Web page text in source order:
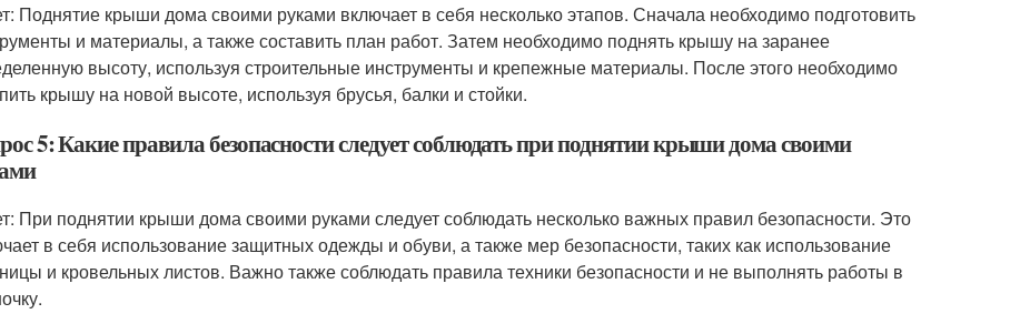
Поднятие крыши дома своими руками включает в себя несколько этапов. Сначала необходимо подготовить
и материалы, а также составить план работ. Затем необходимо поднять крышу на заранее
высоту, используя строительные инструменты и крепежные материалы. После этого необходимо
крышу на новой высоте, используя брусья, балки и стойки.
5: Какие правила безопасности следует соблюдать при поднятии крыши дома своими
При поднятии крыши дома своими руками следует соблюдать несколько важных правил безопасности. Это
в себя использование защитных одежды и обуви, а также мер безопасности, таких как использование
и кровельных листов. Важно также соблюдать правила техники безопасности и не выполнять работы в